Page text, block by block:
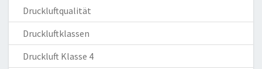
Druckluftqualität
Druckluftklassen
Druckluft Klasse 4